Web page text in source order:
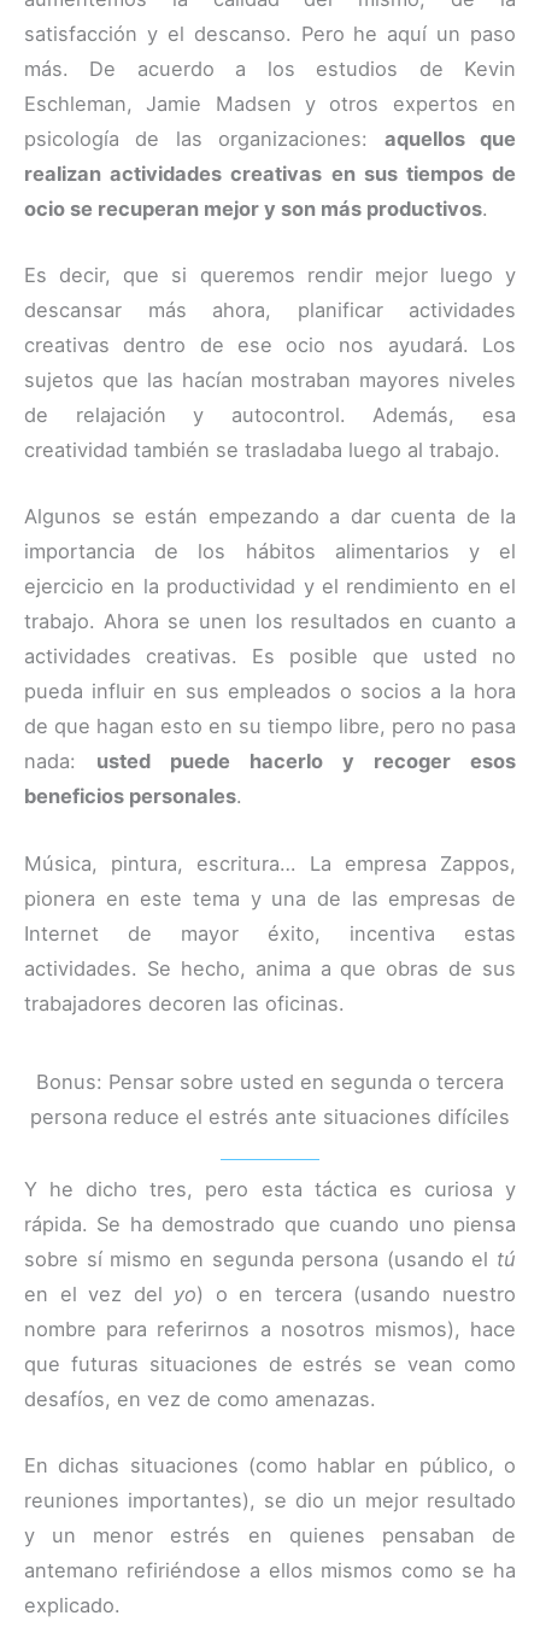
satisfacción y el descanso. Pero he aquí un paso
más. De acuerdo a los estudios de Kevin
Eschleman, Jamie Madsen y otros expertos en
psicología de las organizaciones: aquellos que
realizan actividades creativas en sus tiempos de
ocio se recuperan mejor y son más productivos.
Es decir, que si queremos rendir mejor luego y
descansar más ahora, planificar actividades
creativas dentro de ese ocio nos ayudará. Los
sujetos que las hacían mostraban mayores niveles
de relajación y autocontrol. Además, esa
creatividad también se trasladaba luego al trabajo.
Algunos se están empezando a dar cuenta de la
importancia de los hábitos alimentarios y el
ejercicio en la productividad y el rendimiento en el
trabajo. Ahora se unen los resultados en cuanto a
actividades creativas. Es posible que usted no
pueda influir en sus empleados o socios a la hora
de que hagan esto en su tiempo libre, pero no pasa
nada: usted puede hacerlo y recoger esos
beneficios personales.
Música, pintura, escritura… La empresa Zappos,
pionera en este tema y una de las empresas de
Internet de mayor éxito, incentiva estas
actividades. Se hecho, anima a que obras de sus
trabajadores decoren las oficinas.
Bonus: Pensar sobre usted en segunda o tercera
persona reduce el estrés ante situaciones difíciles
Y he dicho tres, pero esta táctica es curiosa y
rápida. Se ha demostrado que cuando uno piensa
sobre sí mismo en segunda persona (usando el tú
en el vez del yo) o en tercera (usando nuestro
nombre para referirnos a nosotros mismos), hace
que futuras situaciones de estrés se vean como
desafíos, en vez de como amenazas.
En dichas situaciones (como hablar en público, o
reuniones importantes), se dio un mejor resultado
y un menor estrés en quienes pensaban de
antemano refiriéndose a ellos mismos como se ha
explicado.